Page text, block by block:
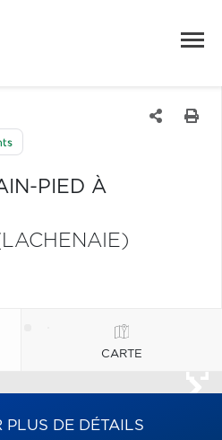
PIED À
CARTE
PLUS DE DÉTAILS